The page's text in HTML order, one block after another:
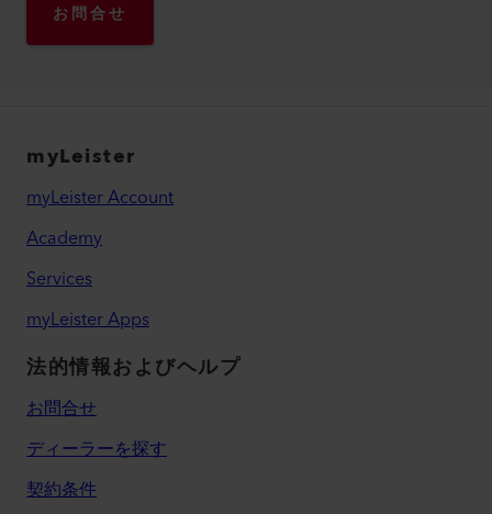
お問合せ
myLeister
myLeister Account
Academy
Services
myLeister Apps
法的情報およびヘルプ
お問合せ
ディーラーを探す
契約条件